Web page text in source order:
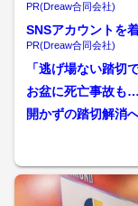
PR(Dreaw合同会社)
SNSアカウントを
PR(Dreaw合同会社)
「逃げ場ない踏切
るタイの交通事情
お盆に死亡事故も
踏切は海外では珍
開かずの踏切解消